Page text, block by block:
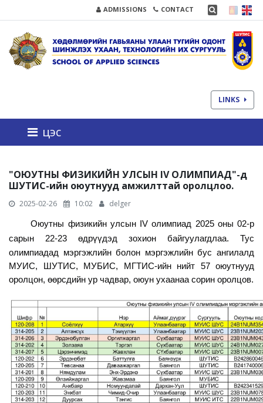
ADMISSIONS CONTACT
LINKS
цэс
"ОЮУТНЫ ФИЗИКИЙН УЛСЫН IV ОЛИМПИАД"-д
ШУТИС-ийн оюутнууд амжилттай оролцлоо.
2025-02-26 10:02
delger
Оюутны физикийн улсын IV олимпиад 2025 оны 02-р
сарын 22-23 өдрүүдэд зохион байгуулагдлаа. Тус
олимпиадад мэргэжлийн болон мэргэжлийн бус ангилалд
МУИС, ШУТИС, МУБИС, МГТИС-ийн нийт 57 оюутнууд
оролцон, өөрсдийн ур чадвар, оюун ухаанаа сорин оролцов.